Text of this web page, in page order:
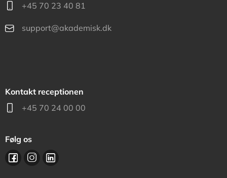
+45 70 23 40 81
support@akademisk.dk
Kontakt receptionen
+45 70 24 00 00
Følg os